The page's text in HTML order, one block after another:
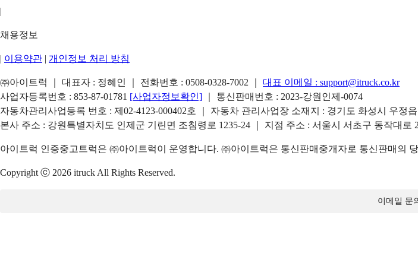
|
채용정보
| 이용약관 | 개인정보 처리 방침
㈜아이트럭 ｜ 대표자 : 정혜인 ｜ 전화번호 : 0508-0328-7002 대표 이메일 : support@itruck.co.kr
사업자등록번호 : 853-87-01781 [사업자정보확인]
｜ 통신판매번호 : 2023-강원인제-0074
자동차관리사업등록 번호 : 제02-4123-000402호 ｜ 자동차 관리사업장 소재지 : 경기도 화성시 우정
본사 주소 : 강원특별자치도 인제군 기린면 조침령로 1235-24 ｜ 지점 주소 : 서울시 서초구 동작대로
아이트럭 인증중고트럭은 ㈜아이트럭이 운영합니다. ㈜아이트럭은 통신판매중개자로 통신판매의
Copyright ⓒ 2026 itruck All Rights Reserved.
이메일 문